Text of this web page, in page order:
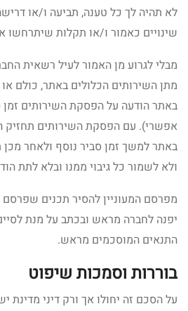
לא תהיה לך כל טענה, תביעה ו/או
שינויים כאמור ו/או תקלות שיתרחשו
מבלי לגרוע מן האמור לעיל רשאית
מתן השירותים הכלולים באתר, כולם
באתר הודעה על הפסקת השירותים
אפשרי). עם הפסקת השירותים תחזיק
באתר למשך זמן סביר נוסף ולאחר
ולא לשמור כל גיבוי ממנו ובלא לתת
מפרסם המעוניין להסיר תכנים
יפנה לחברה מראש ובכתב על מנת
התנאים המוסכמים מראש.
בוררות וסמכות שיפוט
על הסכם זה יחולו אך ורק דיני מדינת